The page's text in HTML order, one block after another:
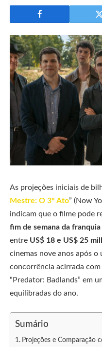
As projeções iniciais de
Mestre: O 3° Ato” (Now
indicam que o filme pode
fim de semana da franquia
entre US$ 18 e US$ 25
cinemas nove anos após
concorrência acirrada com
“Predator: Badlands” em
equilibradas do ano.
Sumário
Projeções e Comparação